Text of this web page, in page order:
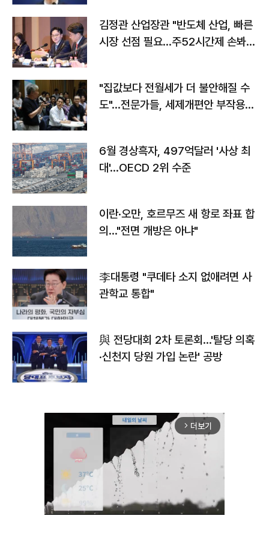
김정관 산업장관 "반도체 산업, 빠른
시장 선점 필요…주52시간제 손봐
"집값보다 전월세가 더 불안해질 수
도"…전문가들, 세제개편안 부작용
6월 경상흑자, 497억달러 '사상 최
대'…OECD 2위 수준
이란·오만, 호르무즈 새 항로 좌표 합
의…"전면 개방은 아냐"
李대통령 "쿠데타 소지 없애려면 사
관학교 통합"
與 전당대회 2차 토론회…'탈당 의혹
·신천지 당원 가입 논란' 공방
arrow_forward_ios 더보기